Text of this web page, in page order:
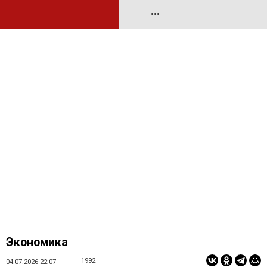
•••
Экономика
04.07.2026 22:07 1992